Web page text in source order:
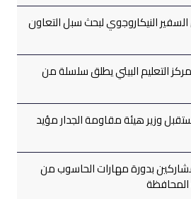
النيكاروجوي لبحث سبل التعاون
التعليم البيئي يطلق سلسلة من
وزير هيئة مقاومة الجدار مؤيد
بدورة مهارات الحاسوب من